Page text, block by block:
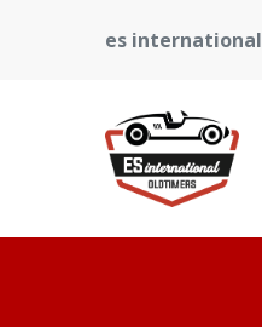
es international